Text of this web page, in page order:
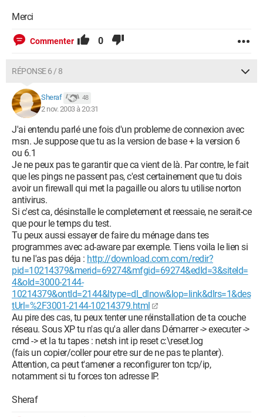
Merci
Commenter 0
RÉPONSE 6 / 8
Sheraf 48
2 nov. 2003 à 20:31
J'ai entendu parlé une fois d'un probleme de connexion avec
msn. Je suppose que tu as la version de base + la version 6
ou 6.1
Je ne peux pas te garantir que ca vient de là. Par contre, le fait
que les pings ne passent pas, c'est certainement que tu dois
avoir un firewall qui met la pagaille ou alors tu utilise norton
antivirus.
Si c'est ca, désinstalle le completement et reessaie, ne serait-ce
que pour le temps du test.
Tu peux aussi essayer de faire du ménage dans tes
programmes avec ad-aware par exemple. Tiens voila le lien si
tu ne l'as pas déja : http://download.com.com/redir?
pid=10214379&merid=69274&mfgid=69274&edId=3&siteId=
4&oId=3000-2144-
10214379&ontId=2144&ltype=dl_dlnow&lop=link&dlrs=1&des
tUrl=%2F3001-2144-10214379.html
Au pire des cas, tu peux tenter une réinstallation de ta couche
réseau. Sous XP tu n'as qu'a aller dans Démarrer -> executer ->
cmd -> et la tu tapes : netsh int ip reset c:\reset.log
(fais un copier/coller pour etre sur de ne pas te planter).
Attention, ca peut t'amener a reconfigurer ton tcp/ip,
notamment si tu forces ton adresse IP.
Sheraf